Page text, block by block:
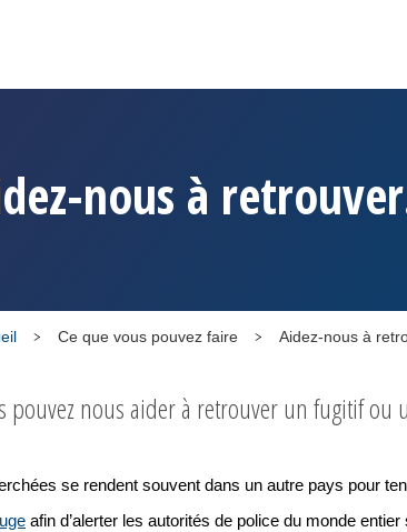
nous à
Ce que vous pouvez faire Aidez-nous à
pouvez nous aider à retrouver un fugitif ou
se rendent souvent dans un autre pays pour
afin d’alerter les autorités de police du monde entier